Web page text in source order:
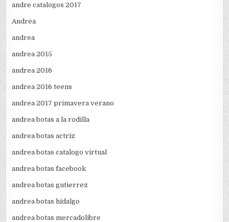
andre catalogos 2017
Andrea
andrea
andrea 2015
andrea 2016
andrea 2016 teens
andrea 2017 primavera verano
andrea botas a la rodilla
andrea botas actriz
andrea botas catalogo virtual
andrea botas facebook
andrea botas gutierrez
andrea botas hidalgo
andrea botas mercadolibre